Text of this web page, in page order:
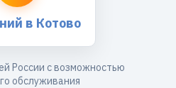
в Котово
России с возможностью
обслуживания